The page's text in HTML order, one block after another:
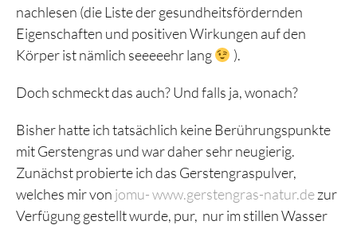
nachlesen (die Liste der gesundheitsfördernden
Eigenschaften und positiven Wirkungen auf den
Körper ist nämlich seeeeehr lang
).
Doch schmeckt das auch? Und falls ja, wonach?
Bisher hatte ich tatsächlich keine Berührungspunkte
mit Gerstengras und war daher sehr neugierig.
Zunächst probierte ich das Gerstengraspulver,
welches mir von jomu- www.gerstengras-natur.dezur
Verfügung gestellt wurde, pur, nur im stillen Wasser